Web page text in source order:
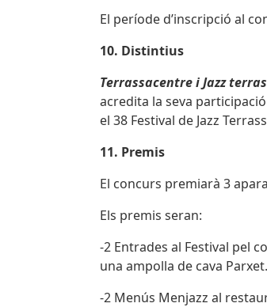
El període d’inscripció al
10. Distintius
Terrassacentre i Jazz
acredita la seva
el 38 Festival de Jazz
11. Premis
El concurs premiarà 3
Els premis seran:
-2 Entrades al Festival pel
una ampolla de cava Parxet.
-2 Menús Menjazz al